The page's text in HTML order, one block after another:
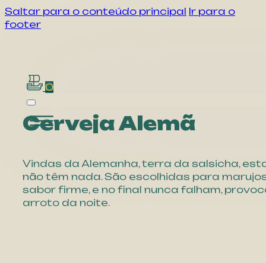
Saltar para o conteúdo principal Ir para o
footer
0
Cerveja Alemã
Vindas da Alemanha, terra da salsicha,
não têm nada. São escolhidas para
sabor firme, e no final nunca falham,
arroto da noite.